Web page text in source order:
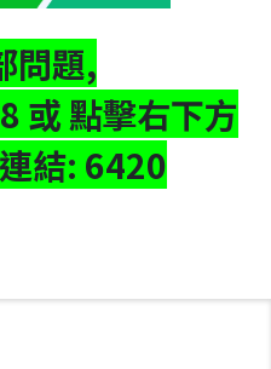
問題,
或 點擊右下方
結: 6420